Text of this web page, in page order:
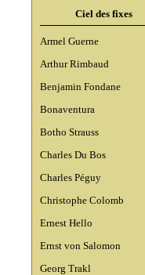
Ciel des fixes
Armel Guerne
Arthur Rimbaud
Benjamin Fondane
Bonaventura
Botho Strauss
Charles Du Bos
Charles Péguy
Christophe Colomb
Ernest Hello
Ernst von Salomon
Georg Trakl